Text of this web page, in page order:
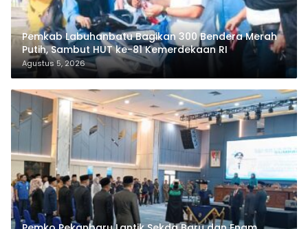
Pemkab Labuhanbatu Bagikan 300 Bendera Merah
Putih, Sambut HUT ke-81 Kemerdekaan RI
Agustus 5, 2026